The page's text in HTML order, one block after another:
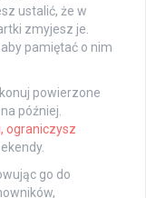
ustalić, że w
zmyjesz je.
pamiętać o nim
powierzone
później.
ograniczysz
go do